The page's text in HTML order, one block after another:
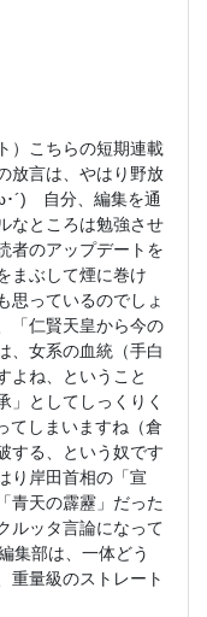
）こちらの短期連載
放言は、やはり野放
´)ゞ自分、編集を通
なところは勉強させ
者のアップデートを
まぶして煙に巻け
思っているのでしょ
「仁賢天皇から今の
、女系の血統（手白
よね、ということ
」としてしっくりく
てしまいますね（倉
する、という奴です
り岸田首相の「宣
青天の霹靂」だった
ルッタ言論になって
集部は、一体どう
重量級のストレート